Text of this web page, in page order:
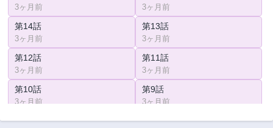
3ヶ月前 3ヶ月前
第14話
3ヶ月前
第13話
3ヶ月前
第12話
3ヶ月前
第11話
3ヶ月前
第10話
3ヶ月前
第9話
3ヶ月前
第8話 第7話